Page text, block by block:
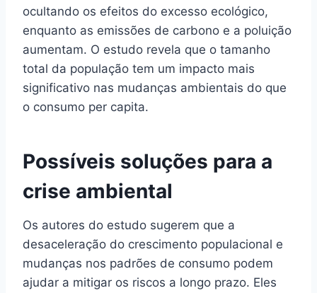
ocultando os efeitos do excesso ecológico,
enquanto as emissões de carbono e a poluição
aumentam. O estudo revela que o tamanho
total da população tem um impacto mais
significativo nas mudanças ambientais do que
o consumo per capita.
Possíveis soluções para a
crise ambiental
Os autores do estudo sugerem que a
desaceleração do crescimento populacional e
mudanças nos padrões de consumo podem
ajudar a mitigar os riscos a longo prazo. Eles